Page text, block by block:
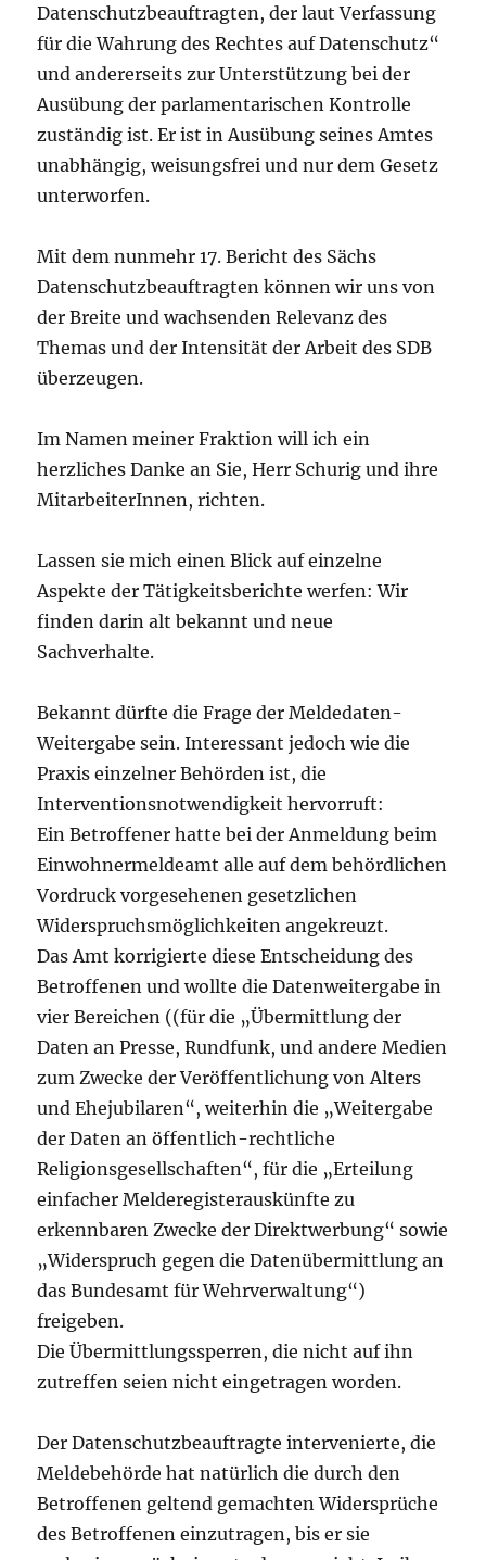
Datenschutzbeauftragten, der laut Verfassung
für die Wahrung des Rechtes auf Datenschutz“
und andererseits zur Unterstützung bei der
Ausübung der parlamentarischen Kontrolle
zuständig ist. Er ist in Ausübung seines Amtes
unabhängig, weisungsfrei und nur dem Gesetz
unterworfen.
Mit dem nunmehr 17. Bericht des Sächs
Datenschutzbeauftragten können wir uns von
der Breite und wachsenden Relevanz des
Themas und der Intensität der Arbeit des SDB
überzeugen.
Im Namen meiner Fraktion will ich ein
herzliches Danke an Sie, Herr Schurig und ihre
MitarbeiterInnen, richten.
Lassen sie mich einen Blick auf einzelne
Aspekte der Tätigkeitsberichte werfen: Wir
finden darin alt bekannt und neue
Sachverhalte.
Bekannt dürfte die Frage der Meldedaten-
Weitergabe sein. Interessant jedoch wie die
Praxis einzelner Behörden ist, die
Interventionsnotwendigkeit hervorruft:
Ein Betroffener hatte bei der Anmeldung beim
Einwohnermeldeamt alle auf dem behördlichen
Vordruck vorgesehenen gesetzlichen
Widerspruchsmöglichkeiten angekreuzt.
Das Amt korrigierte diese Entscheidung des
Betroffenen und wollte die Datenweitergabe in
vier Bereichen ((für die „Übermittlung der
Daten an Presse, Rundfunk, und andere Medien
zum Zwecke der Veröffentlichung von Alters
und Ehejubilaren“, weiterhin die „Weitergabe
der Daten an öffentlich-rechtliche
Religionsgesellschaften“, für die „Erteilung
einfacher Melderegisterauskünfte zu
erkennbaren Zwecke der Direktwerbung“ sowie
„Widerspruch gegen die Datenübermittlung an
das Bundesamt für Wehrverwaltung“)
freigeben.
Die Übermittlungssperren, die nicht auf ihn
zutreffen seien nicht eingetragen worden.
Der Datenschutzbeauftragte intervenierte, die
Meldebehörde hat natürlich die durch den
Betroffenen geltend gemachten Widersprüche
des Betroffenen einzutragen, bis er sie